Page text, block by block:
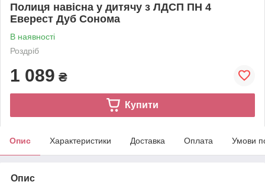
Полиця навісна у дитячу з ЛДСП ПН 4
Еверест Дуб Сонома
В наявності
Роздріб
1 089 ₴
Купити
Опис Характеристики Доставка Оплата Умови
Опис